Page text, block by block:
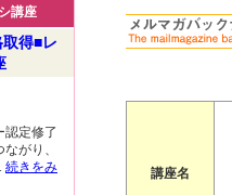
講座
得■レ
認定修了
がり、
続きをみ
講座名